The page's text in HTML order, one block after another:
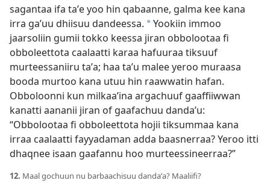
sagantaa ifa taʼe yoo hin qabaanne, galma kee kana
irra gaʼuu dhiisuu dandeessa. *Yookiin immoo
jaarsoliin gumii tokko keessa jiran obbolootaa fi
obboleettota caalaatti karaa hafuuraa tiksuuf
murteessaniiru taʼa; haa taʼu malee yeroo muraasa
booda murtoo kana utuu hin raawwatin hafan.
Obboloonni kun milkaaʼina argachuuf gaaffiiwwan
kanatti aananii jiran of gaafachuu dandaʼu:
“Obbolootaa fi obboleettota hojii tiksummaa kana
irraa caalaatti fayyadaman adda baasnerraa? Yeroo itti
dhaqnee isaan gaafannu hoo murteessineerraa?”
12. Maal gochuun nu barbaachisuu dandaʼa? Maaliifi?